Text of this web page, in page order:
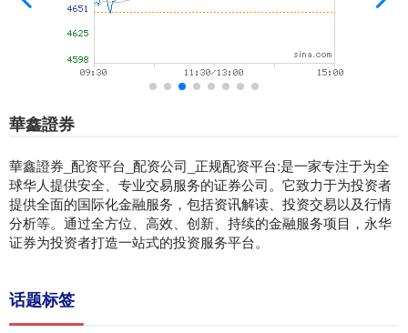
華鑫證券
華鑫證券_配资平台_配资公司_正规配资平台:是一家专注于为全
球华人提供安全、专业交易服务的证券公司。它致力于为投资者
提供全面的国际化金融服务，包括资讯解读、投资交易以及行情
分析等。通过全方位、高效、创新、持续的金融服务项目，永华
证券为投资者打造一站式的投资服务平台。
话题标签